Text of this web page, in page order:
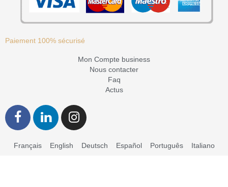
Paiement 100% sécurisé
Mon Compte business
Nous contacter
Faq
Actus
Français English Deutsch Español Português Italiano